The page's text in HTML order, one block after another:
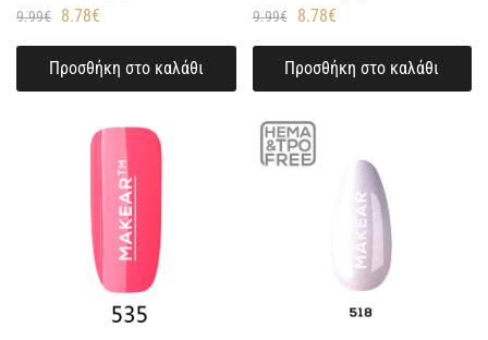
9.99€ 8.78€
Προσθήκη στο καλάθι
9.99€ 8.78€
Προσθήκη στο καλάθι